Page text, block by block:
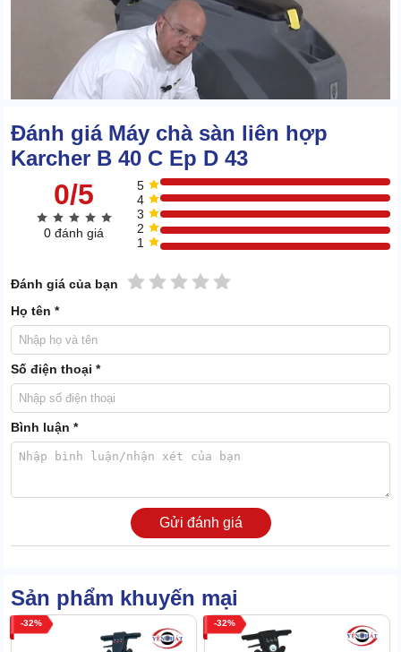
Trên bàn chà có thể gắn bàn chải hoặc pad chà sàn để hỗ trợ việc
vệ sinh, đánh bóng.
Bàn hút
Đây là chi tiết đi liền thành bộ đôi với bàn chà. Kích thước khá lớn
và bao trọn phạm vi mà bàn chà vừa đi qua. Trên chi tiết này có
các lá cao su đục lỗ, giúp dẫn chất thải từ mặt sàn lên thùng chứa.
Tay cầm điều khiển
Tay cầm được bố trí phía sau và liền mạch với thân máy. Bộ phận
năng của bộ phận này là tiếp nhận lực tác động, dẫn xuống phía
dưới để bánh xe di chuyển.
Đánh giá Máy chà sàn liên hợp
Karcher B 40 C Ep D 43
0/5
0 đánh giá
5
4
3
2
1
Đánh giá của bạn 5 sao
4 sao
3 sao
2 sao
1 sao
Họ tên *
Số điện thoại *
Bình luận *
Gửi đánh giá
Sản phẩm khuyến mại
32 32